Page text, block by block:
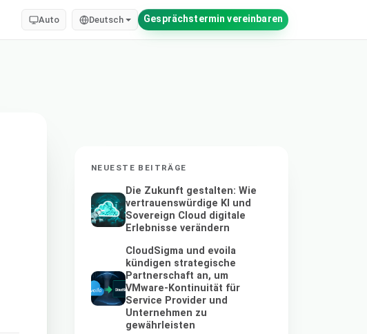
Auto Deutsch Gesprächstermin vereinbaren
NEUESTE BEITRÄGE
Die Zukunft gestalten: Wie
vertrauenswürdige KI und
Sovereign Cloud digitale
Erlebnisse verändern
CloudSigma und evoila
kündigen strategische
Partnerschaft an, um
VMware-Kontinuität für
Service Provider und
Unternehmen zu
gewährleisten